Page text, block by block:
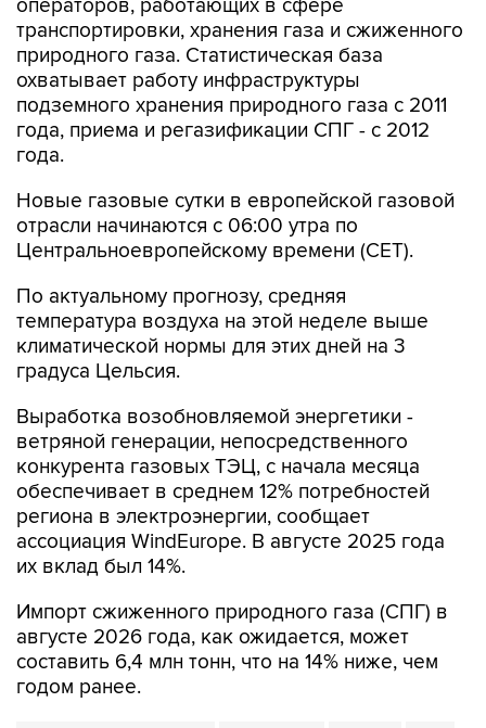
операторов, работающих в сфере
транспортировки, хранения газа и сжиженного
природного газа. Статистическая база
охватывает работу инфраструктуры
подземного хранения природного газа с 2011
года, приема и регазификации СПГ - с 2012
года.
Новые газовые сутки в европейской газовой
отрасли начинаются c 06:00 утра по
Центральноевропейскому времени (CET).
По актуальному прогнозу, средняя
температура воздуха на этой неделе выше
климатической нормы для этих дней на 3
градуса Цельсия.
Выработка возобновляемой энергетики -
ветряной генерации, непосредственного
конкурента газовых ТЭЦ, с начала месяца
обеспечивает в среднем 12% потребностей
региона в электроэнергии, сообщает
ассоциация WindEurope. В августе 2025 года
их вклад был 14%.
Импорт сжиженного природного газа (СПГ) в
августе 2026 года, как ожидается, может
составить 6,4 млн тонн, что на 14% ниже, чем
годом ранее.